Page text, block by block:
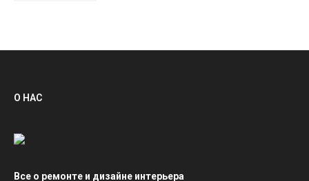
О НАС
Все о ремонте и дизайне интерьера